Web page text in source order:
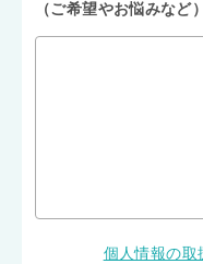
（ご希望やお悩みなど）
個人情報の取